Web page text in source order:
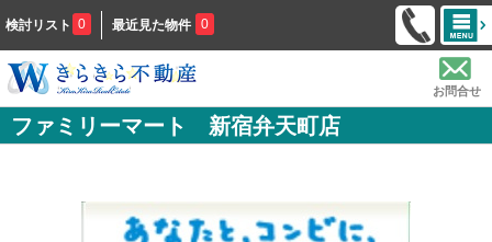
検討リスト 0 最近見た物件 0
お問合せ
ファミリーマート 新宿弁天町店